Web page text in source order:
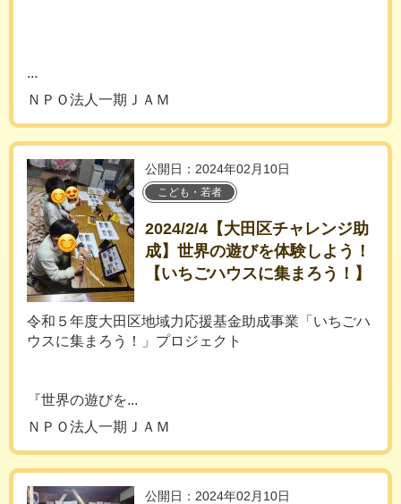
...
ＮＰＯ法人一期ＪＡＭ
公開日：2024年02月10日
こども・若者
2024/2/4【大田区チャレンジ助
成】世界の遊びを体験しよう！
【いちごハウスに集まろう！】
令和５年度大田区地域力応援基金助成事業「いちごハ
ウスに集まろう！」プロジェクト
『世界の遊びを...
ＮＰＯ法人一期ＪＡＭ
公開日：2024年02月10日